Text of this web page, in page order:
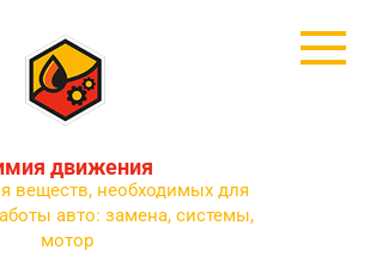
движения
веществ, необходимых для
авто: замена, системы,
мотор